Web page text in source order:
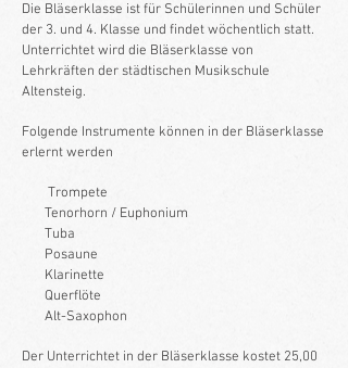
Die Bläserklasse ist für Schülerinnen und Schüler
der 3. und 4. Klasse und findet wöchentlich statt.
Unterrichtet wird die Bläserklasse von
Lehrkräften der städtischen Musikschule
Altensteig.
Folgende Instrumente können in der Bläserklasse
erlernt werden
Trompete
Tenorhorn / Euphonium
Tuba
Posaune
Klarinette
Querflöte
Alt-Saxophon
Der Unterrichtet in der Bläserklasse kostet 25,00